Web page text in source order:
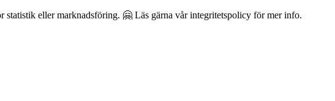
eller marknadsföring. 🤗 Läs gärna vår integritetspolicy för mer info.